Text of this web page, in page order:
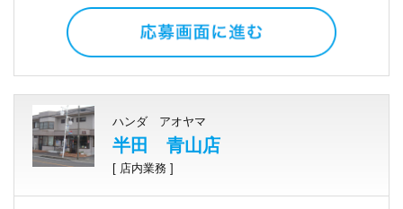
ハンダ アオヤマ
半田 青山店
[ 店内業務 ]